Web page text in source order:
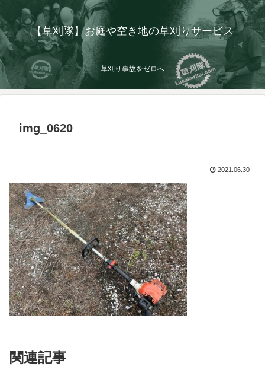
【草刈隊】お庭や空き地の草刈りサービス
草刈り事故をゼロへ
img_0620
2021.06.30
関連記事